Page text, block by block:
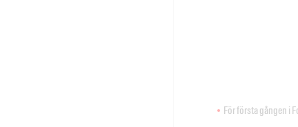
För första gången i